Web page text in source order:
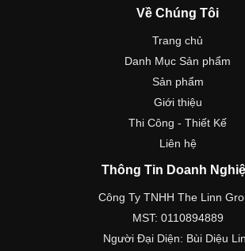
Về Chúng Tôi
Trang chủ
Danh Mục Sản phẩm
Sản phẩm
Giới thiệu
Thi Công - Thiết Kế
Liên hệ
Thông Tin Doanh
Công Ty TNHH The Linn
MST: 0110894889
Người Đại Diện: Bùi Diệu